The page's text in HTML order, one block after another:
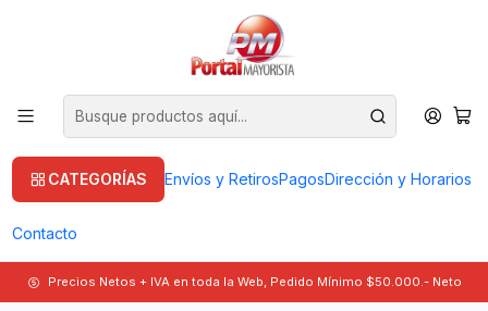
CATEGORÍAS Envíos y RetirosPagosDirección y Horarios
Contacto
Precios Netos + IVA en toda la Web, Pedido Mínimo $50.000.- Neto